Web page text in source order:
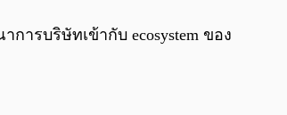
การบริษัทเข้ากับ ecosystem ของ